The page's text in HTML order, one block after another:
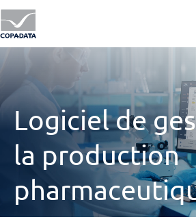
Logiciel de
la production